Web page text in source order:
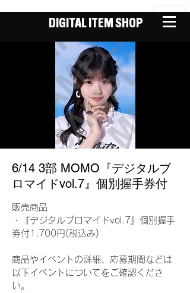
DIGITAL ITEM SHOP
6/14 3部 MOMO『デジタルブ
ロマイドvol.7』個別握手券付
販売商品
・『デジタルブロマイドvol.7』個別握手
券付1,700円(税込み)
商品やイベントの詳細、応募期間などは
以下イベントについてをご確認くださ
い。